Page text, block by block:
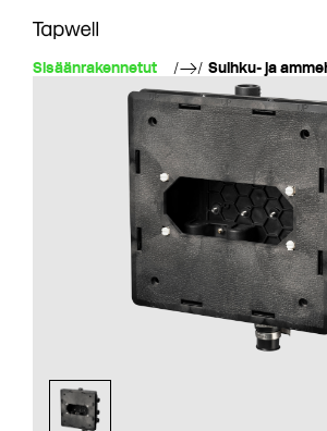
Sisäänrakennetut Suihku- ja